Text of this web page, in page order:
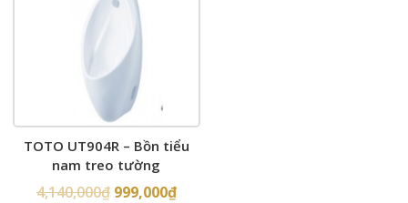
TOTO UT904R – Bồn tiểu
nam treo tường
4,140,000₫ 999,000₫